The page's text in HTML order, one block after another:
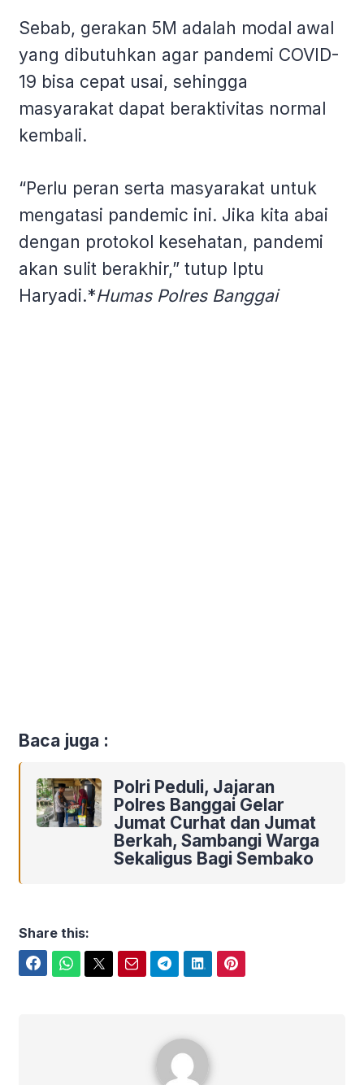
Sebab, gerakan 5M adalah modal awal
yang dibutuhkan agar pandemi COVID-
19 bisa cepat usai, sehingga
masyarakat dapat beraktivitas normal
kembali.
“Perlu peran serta masyarakat untuk
mengatasi pandemic ini. Jika kita abai
dengan protokol kesehatan, pandemi
akan sulit berakhir,” tutup Iptu
Haryadi.*Humas Polres Banggai
Baca juga :
Polri Peduli, Jajaran
Polres Banggai Gelar
Jumat Curhat dan Jumat
Berkah, Sambangi Warga
Sekaligus Bagi Sembako
Share this: